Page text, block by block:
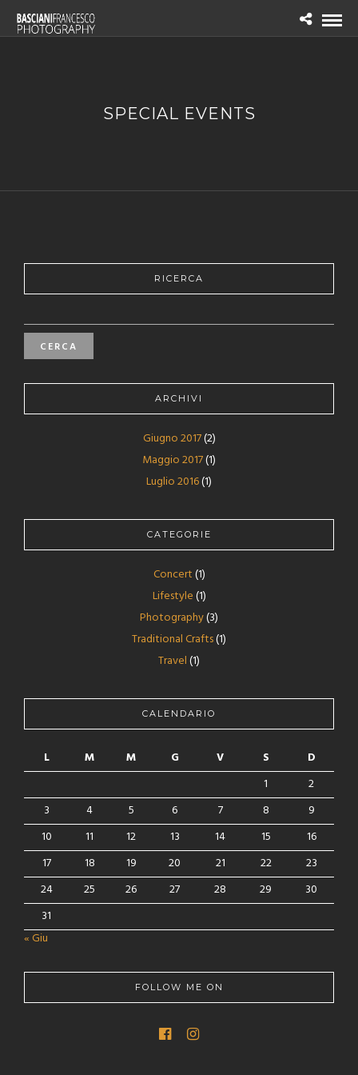
SPECIAL EVENTS
RICERCA
ARCHIVI
Giugno 2017(2)
Maggio 2017(1)
Luglio 2016(1)
CATEGORIE
Concert(1)
Lifestyle(1)
Photography(3)
Traditional Crafts(1)
Travel(1)
CALENDARIO
L M M G V S
D
1
2
3
4 5 6 7 8
9
10
11 12 13 14 15
16
17
18 19 20 21 22
23
24
25 26 27 28 29
30
31
« Giu
FOLLOW ME ON